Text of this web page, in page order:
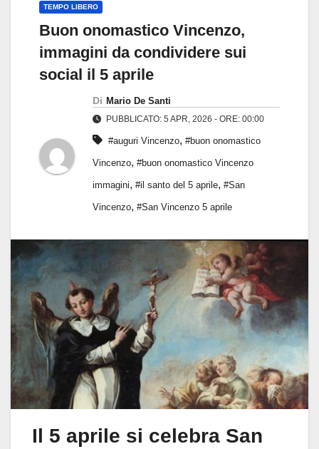
TEMPO LIBERO
Buon onomastico Vincenzo,
immagini da condividere sui
social il 5 aprile
Di Mario De Santi
PUBBLICATO: 5 APR, 2026 - ORE: 00:00
#auguri Vincenzo, #buon onomastico
Vincenzo, #buon onomastico Vincenzo
immagini, #il santo del 5 aprile, #San
Vincenzo, #San Vincenzo 5 aprile
Il 5 aprile si celebra San